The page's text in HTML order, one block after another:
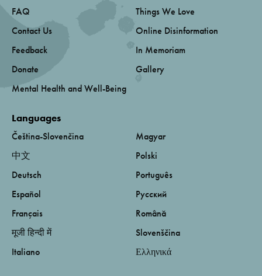
FAQ
Contact Us
Feedback
Donate
Mental Health and Well-Being
Things We Love
Online Disinformation
In Memoriam
Gallery
Languages
Čeština-Slovenčina
中文
Deutsch
Español
Français
मूजी हिन्दी में
Italiano
Magyar
Polski
Português
Русский
Română
Slovenščina
Ελληνικά